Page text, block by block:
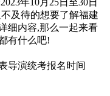
年10月25日至30日
及待的想要了解福建
细内容,那么一起来看
有什么吧!
导演统考报名时间